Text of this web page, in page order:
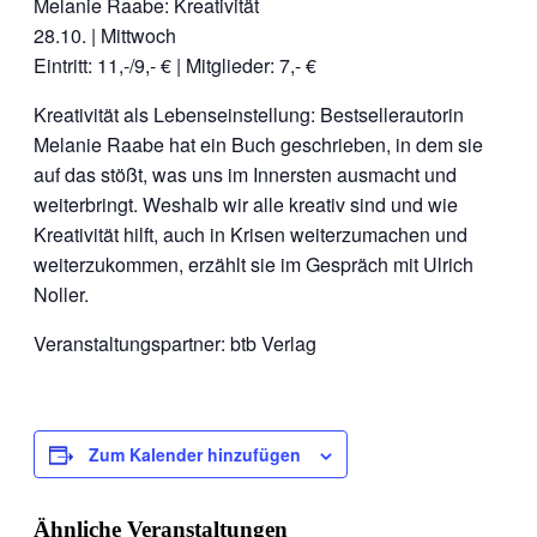
Melanie Raabe: Kreativität
28.10. | Mittwoch
Eintritt: 11,-/9,- € | Mitglieder: 7,- €
Kreativität als Lebenseinstellung: Bestsellerautorin
Melanie Raabe hat ein Buch geschrieben, in dem sie
auf das stößt, was uns im Innersten ausmacht und
weiterbringt. Weshalb wir alle kreativ sind und wie
Kreativität hilft, auch in Krisen weiterzumachen und
weiterzukommen, erzählt sie im Gespräch mit Ulrich
Noller.
Veranstaltungspartner: btb Verlag
Zum Kalender hinzufügen
Ähnliche Veranstaltungen